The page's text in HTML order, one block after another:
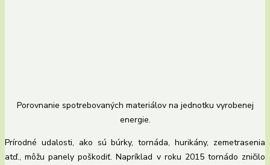
Porovnanie spotrebovaných materiálov na jednotku vyrobenej
energie.
Prírodné udalosti, ako sú búrky, tornáda, hurikány, zemetrasenia
atď., môžu panely poškodiť. Napríklad v roku 2015 tornádo zničilo